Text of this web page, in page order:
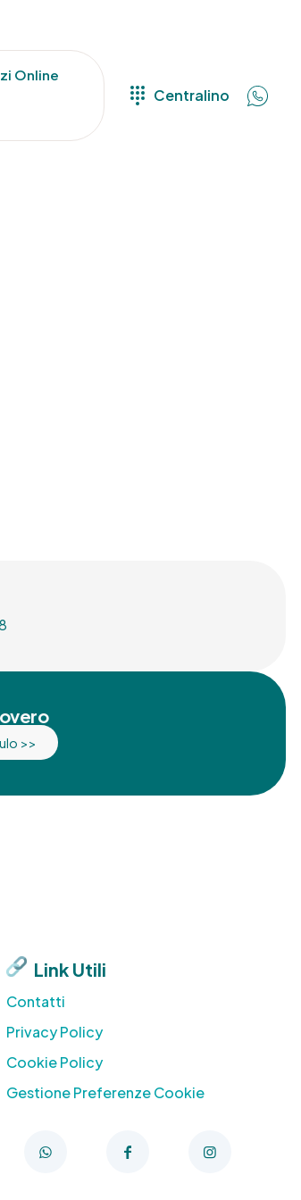
Online
Centralino
>>
Link Utili
Contatti
Privacy Policy
Cookie Policy
Gestione Preferenze Cookie